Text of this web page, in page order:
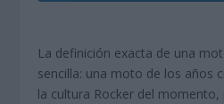
La definición exacta de una
sencilla: una moto de los años
la cultura Rocker del momento,